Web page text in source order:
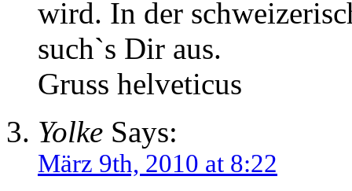
wird. In der
such`s Dir aus.
Gruss helveticus
Yolke Says:
März 9th, 2010 at 8:22